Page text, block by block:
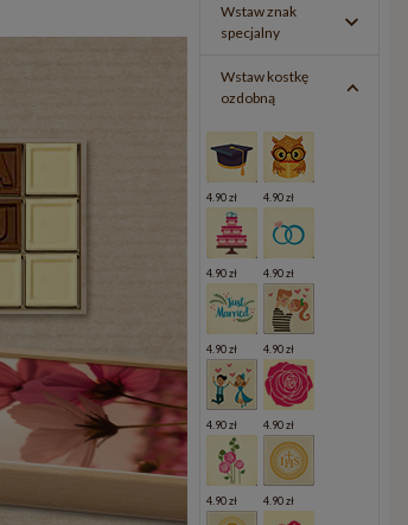
Wstaw znak
specjalny
Wstaw kostkę
ozdobną
4.90 zł 4.90 zł
4.90 zł 4.90 zł
4.90 zł 4.90 zł
4.90 zł 4.90 zł
4.90 zł 4.90 zł